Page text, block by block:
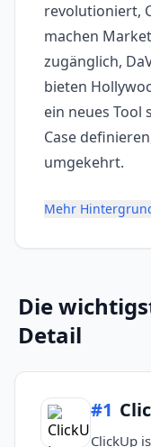
revolutioniert,
machen
zugänglich,
bieten
ein neues Tool
Case
umgekehrt.
Mehr
Die
Detail
#1
ClickUp